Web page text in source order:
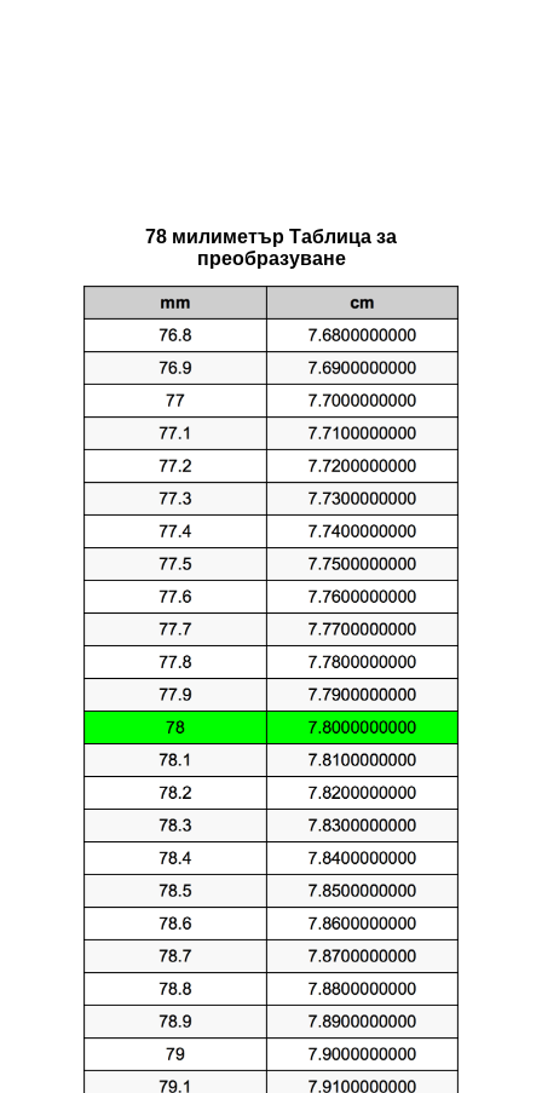
78 милиметър Таблица за
преобразуване